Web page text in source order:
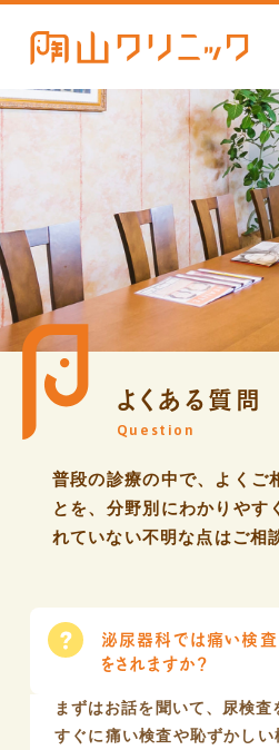
よくある質問
Question
普段の診療の中で、よくご
とを、 分野別にわかりやす
れていない不明な点はご相
泌尿器科では痛い検査
をされますか？
まずはお話を聞いて、尿検査
すぐに痛い検査や恥ずかし